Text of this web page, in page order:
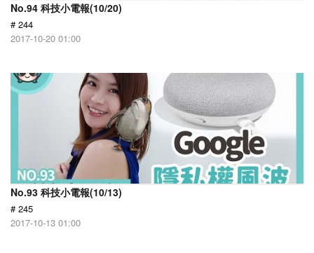
No.94 科技小電報(10/20)
# 244
2017-10-20 01:00
No.93 科技小電報(10/13)
# 245
2017-10-13 01:00